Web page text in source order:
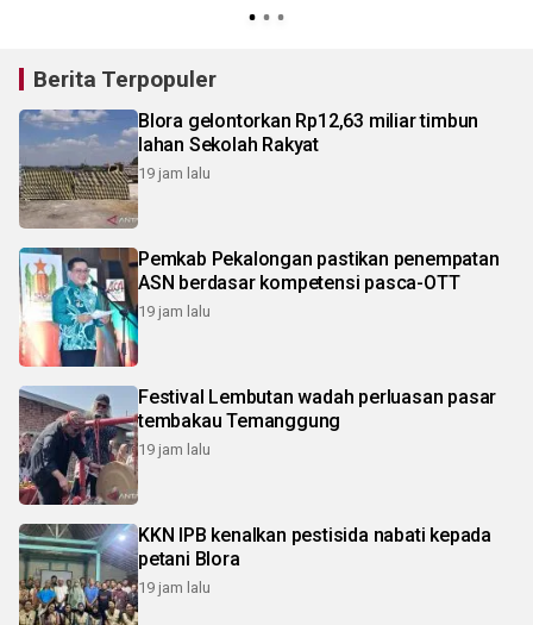
Berita Terpopuler
Blora gelontorkan Rp12,63 miliar timbun
lahan Sekolah Rakyat
19 jam lalu
Pemkab Pekalongan pastikan penempatan
ASN berdasar kompetensi pasca-OTT
19 jam lalu
Festival Lembutan wadah perluasan pasar
tembakau Temanggung
19 jam lalu
KKN IPB kenalkan pestisida nabati kepada
petani Blora
19 jam lalu